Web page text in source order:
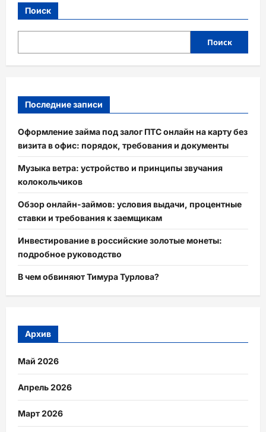
Поиск
Поиск
Последние записи
Оформление займа под залог ПТС онлайн на карту без
визита в офис: порядок, требования и документы
Музыка ветра: устройство и принципы звучания
колокольчиков
Обзор онлайн-займов: условия выдачи, процентные
ставки и требования к заемщикам
Инвестирование в российские золотые монеты:
подробное руководство
В чем обвиняют Тимура Турлова?
Архив
Май 2026
Апрель 2026
Март 2026